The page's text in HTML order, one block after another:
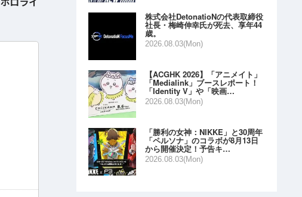
株式会社DetonatioNの代表取締役
社長・梅崎伸幸氏が死去、享年44
歳。
2026.08.03(Mon)
【ACGHK 2026】「アニメイト」
「Medialink」ブースレポート！
「Identity V」や「映画…
2026.08.03(Mon)
「勝利の女神：NIKKE」と30周年
「ペルソナ」のコラボが8月13日
から開催決定！予告キ…
2026.08.03(Mon)